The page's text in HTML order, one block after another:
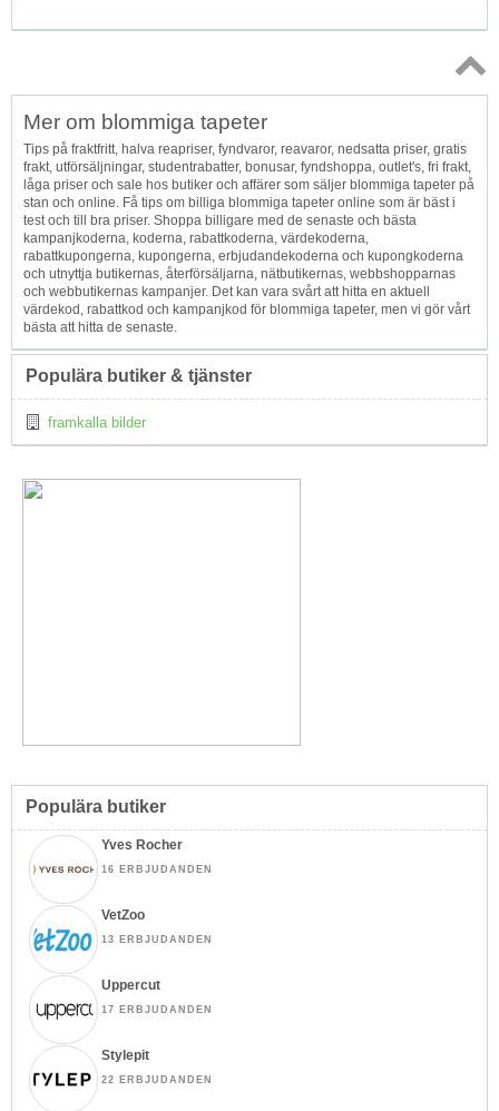
Topp
Mer om blommiga tapeter
Tips på fraktfritt, halva reapriser, fyndvaror, reavaror, nedsatta priser, gratis
frakt, utförsäljningar, studentrabatter, bonusar, fyndshoppa, outlet's, fri frakt,
låga priser och sale hos butiker och affärer som säljer blommiga tapeter på
stan och online. Få tips om billiga blommiga tapeter online som är bäst i
test och till bra priser. Shoppa billigare med de senaste och bästa
kampanjkoderna, koderna, rabattkoderna, värdekoderna,
rabattkupongerna, kupongerna, erbjudandekoderna och kupongkoderna
och utnyttja butikernas, återförsäljarna, nätbutikernas, webbshopparnas
och webbutikernas kampanjer. Det kan vara svårt att hitta en aktuell
värdekod, rabattkod och kampanjkod för blommiga tapeter, men vi gör vårt
bästa att hitta de senaste.
Populära butiker & tjänster
framkalla bilder
Populära butiker
Yves Rocher
16 ERBJUDANDEN
VetZoo
13 ERBJUDANDEN
Uppercut
17 ERBJUDANDEN
Stylepit
22 ERBJUDANDEN